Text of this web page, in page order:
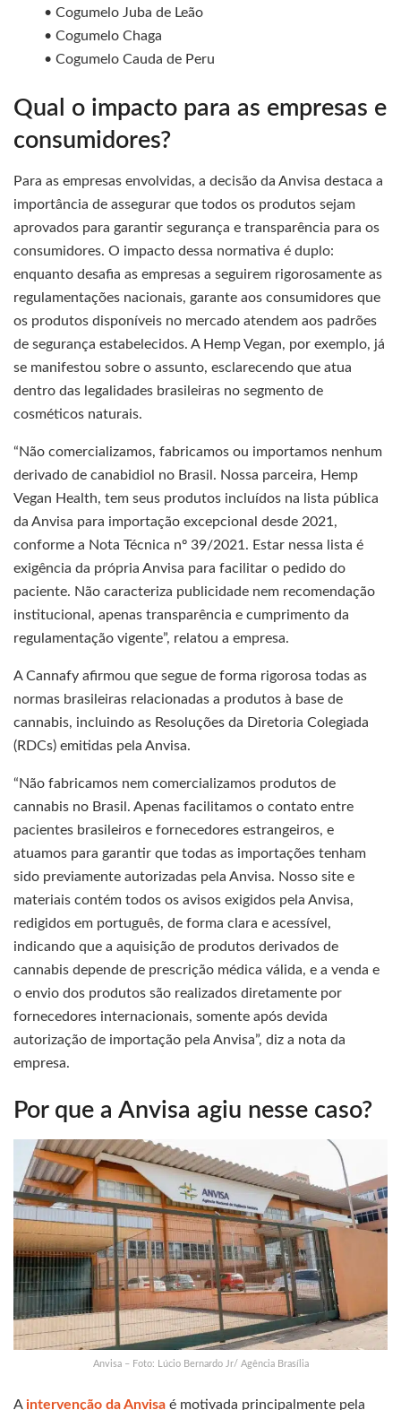
• Cogumelo Juba de Leão
• Cogumelo Chaga
• Cogumelo Cauda de Peru
Qual o impacto para as empresas e
consumidores?
Para as empresas envolvidas, a decisão da Anvisa destaca a
importância de assegurar que todos os produtos sejam
aprovados para garantir segurança e transparência para os
consumidores. O impacto dessa normativa é duplo:
enquanto desafia as empresas a seguirem rigorosamente as
regulamentações nacionais, garante aos consumidores que
os produtos disponíveis no mercado atendem aos padrões
de segurança estabelecidos. A Hemp Vegan, por exemplo, já
se manifestou sobre o assunto, esclarecendo que atua
dentro das legalidades brasileiras no segmento de
cosméticos naturais.
“Não comercializamos, fabricamos ou importamos nenhum
derivado de canabidiol no Brasil. Nossa parceira, Hemp
Vegan Health, tem seus produtos incluídos na lista pública
da Anvisa para importação excepcional desde 2021,
conforme a Nota Técnica nº 39/2021. Estar nessa lista é
exigência da própria Anvisa para facilitar o pedido do
paciente. Não caracteriza publicidade nem recomendação
institucional, apenas transparência e cumprimento da
regulamentação vigente”, relatou a empresa.
A Cannafy afirmou que segue de forma rigorosa todas as
normas brasileiras relacionadas a produtos à base de
cannabis, incluindo as Resoluções da Diretoria Colegiada
(RDCs) emitidas pela Anvisa.
“Não fabricamos nem comercializamos produtos de
cannabis no Brasil. Apenas facilitamos o contato entre
pacientes brasileiros e fornecedores estrangeiros, e
atuamos para garantir que todas as importações tenham
sido previamente autorizadas pela Anvisa. Nosso site e
materiais contém todos os avisos exigidos pela Anvisa,
redigidos em português, de forma clara e acessível,
indicando que a aquisição de produtos derivados de
cannabis depende de prescrição médica válida, e a venda e
o envio dos produtos são realizados diretamente por
fornecedores internacionais, somente após devida
autorização de importação pela Anvisa”, diz a nota da
empresa.
Por que a Anvisa agiu nesse caso?
Anvisa – Foto: Lúcio Bernardo Jr/ Agência Brasília
Aintervenção da Anvisa é motivada principalmente pela